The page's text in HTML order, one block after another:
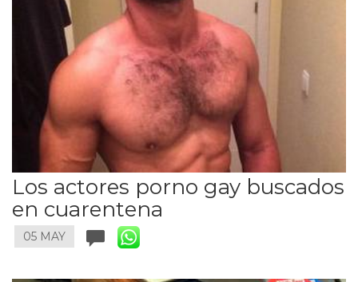
Los actores porno gay buscados
en cuarentena
05 MAY